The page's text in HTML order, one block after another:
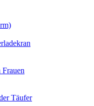
Täufer